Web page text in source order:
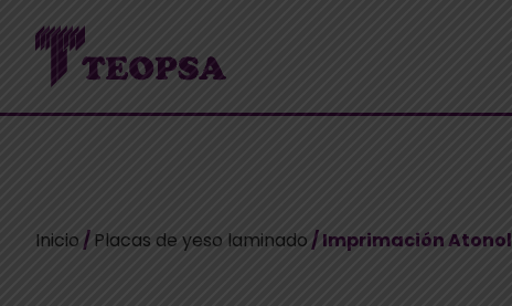
Inicio /Placas de yeso laminado/ Imprimación Atonol